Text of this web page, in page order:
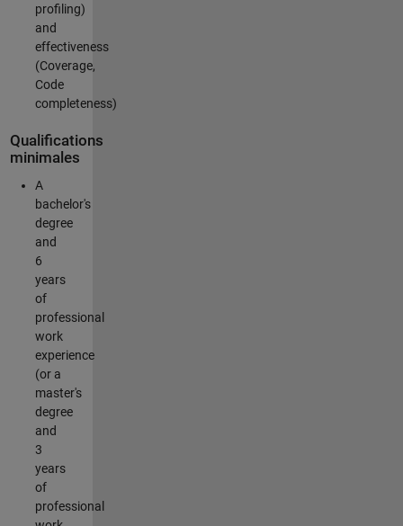
profiling)
and
effectiveness
(Coverage,
Code
completeness)
Qualifications
minimales
A
bachelor's
degree
and
6
years
of
professional
work
experience
(or a
master's
degree
and
3
years
of
professional